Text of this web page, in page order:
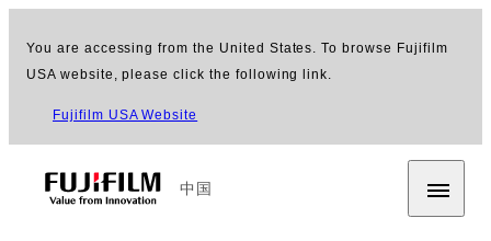
You are accessing from the United States. To browse Fujifilm
USA website, please click the following link.
Fujifilm USA Website
中国